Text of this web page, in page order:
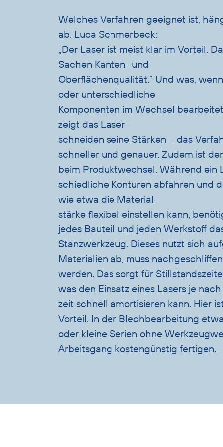
Welches Verfahren geeignet ist,
ab. Luca Schmerbeck:
„Der Laser ist meist klar im Vorteil.
Sachen Kanten- und
Oberflächenqualität.“ Und was,
oder unterschiedliche
Komponenten im Wechsel
zeigt das Laser-
schneiden seine Stärken – das
schneller und genauer. Zudem ist
beim Produktwechsel. Während ein
schiedliche Konturen abfahren und
wie etwa die Material-
stärke flexibel einstellen kann,
jedes Bauteil und jeden Werkstoff
Stanzwerkzeug. Dieses nutzt sich
Materialien ab, muss
werden. Das sorgt für
was den Einsatz eines Lasers je
zeit schnell amortisieren kann. Hier
Vorteil. In der Blechbearbeitung
oder kleine Serien ohne
Arbeitsgang kostengünstig fertigen.